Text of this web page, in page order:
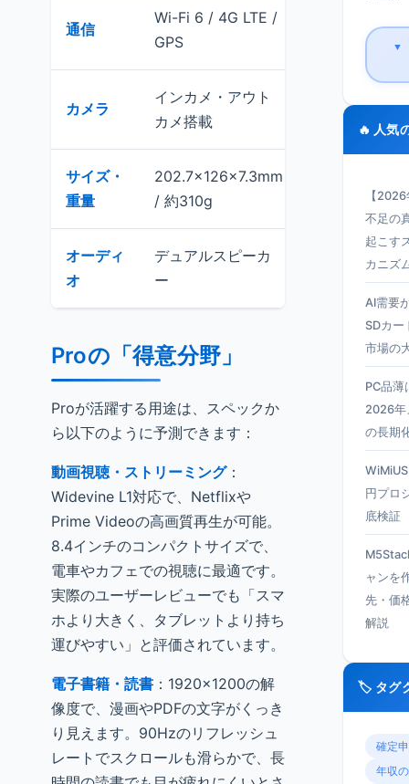
通信
Wi-Fi 6 / 4G LTE /
GPS
応で外出先で
カメラ
インカメ・アウト
カメ搭載
取り対応
サイズ・
重量
202.7×126×7.3mm
/ 約310g
オーディ
オ
デュアルスピーカ
ー
底面配置。
Proの「得意分野」
Proが活躍する用途は、スペックか
ら以下のように予測できます：
動画視聴・ストリーミング：
Widevine L1対応で、Netflixや
Prime Videoの高画質再生が可能。
8.4インチのコンパクトサイズで、
電車やカフェでの視聴に最適です。
実際のユーザーレビューでも「スマ
ホより大きく、タブレットより持ち
運びやすい」と評価されています。
電子書籍・読書 ：1920×1200の解
像度で、漫画やPDFの文字がくっき
り見えます。90Hzのリフレッシュ
レートでスクロールも滑らかで、長
▼
🔥 人気
【
不足の
起こす
カニズ
AI需要
SDカー
市場の
PC品薄
2026年
の長期
円プロ
底検証
ャンを
先・価
解説
🏷️ タグ
確定
年収